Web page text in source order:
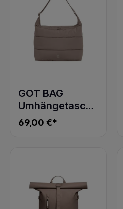
GOT BAG
Umhängetasche
PUFFER SQUARE
BAG LARGE
69,00 €*